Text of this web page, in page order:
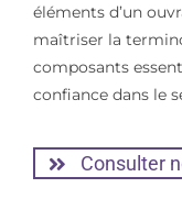
éléments d’un
maîtriser la
composants
confiance dans le
Consulter